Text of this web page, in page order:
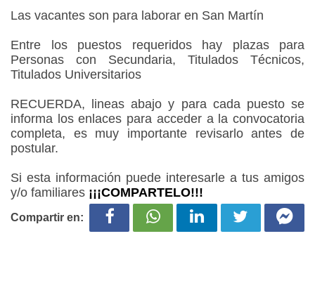
Las vacantes son para laborar en San Martín
Entre los puestos requeridos hay plazas para
Personas con Secundaria, Titulados Técnicos,
Titulados Universitarios
RECUERDA, lineas abajo y para cada puesto se
informa los enlaces para acceder a la convocatoria
completa, es muy importante revisarlo antes de
postular.
Si esta información puede interesarle a tus amigos
y/o familiares ¡¡¡COMPARTELO!!!
Compartir en: